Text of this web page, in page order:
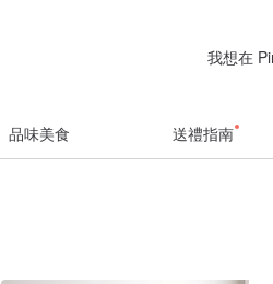
我想在
品味美食 送禮指南